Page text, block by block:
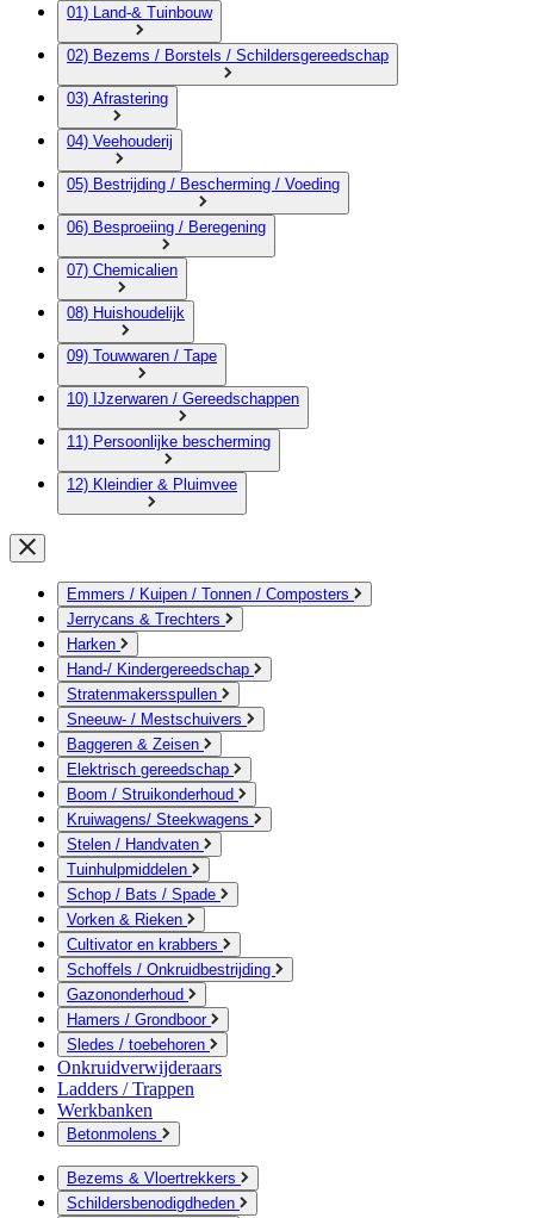
01) Land-& Tuinbouw
02) Bezems / Borstels / Schildersgereedschap
03) Afrastering
04) Veehouderij
05) Bestrijding / Bescherming / Voeding
06) Besproeiing / Beregening
07) Chemicalien
08) Huishoudelijk
09) Touwwaren / Tape
10) IJzerwaren / Gereedschappen
11) Persoonlijke bescherming
12) Kleindier & Pluimvee
Emmers / Kuipen / Tonnen / Composters
Jerrycans & Trechters
Harken
Hand-/ Kindergereedschap
Stratenmakersspullen
Sneeuw- / Mestschuivers
Baggeren & Zeisen
Elektrisch gereedschap
Boom / Struikonderhoud
Kruiwagens/ Steekwagens
Stelen / Handvaten
Tuinhulpmiddelen
Schop / Bats / Spade
Vorken & Rieken
Cultivator en krabbers
Schoffels / Onkruidbestrijding
Gazononderhoud
Hamers / Grondboor
Sledes / toebehoren
Onkruidverwijderaars
Ladders / Trappen
Werkbanken
Betonmolens
Bezems & Vloertrekkers
Schildersbenodigdheden